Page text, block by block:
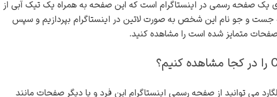
یک صفحه رسمی در اینستاگرام است که این صفحه به همراه یک تیک آبی از
و جو نام این شخص به صورت لاتین در اینستاگرام بپردازیم و سپس
متمایز شده است را مشاهده کنید.
می توانید از صفحه رسمی اینستاگرام این فرد و یا دیگر صفحات مانند